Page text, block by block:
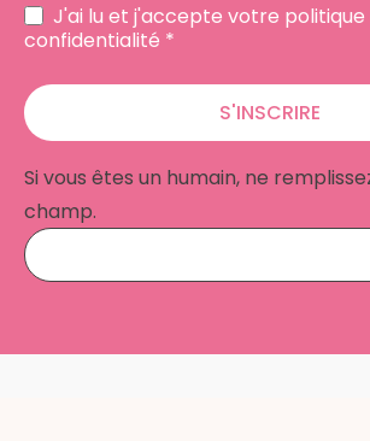
J'ai lu et j'accepte votre politique
confidentialité *
S'INSCRIRE
Si vous êtes un humain, ne
champ.